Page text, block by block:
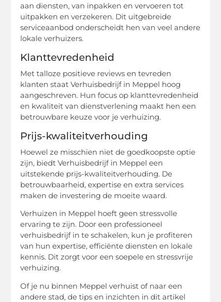
aan diensten, van inpakken en vervoeren tot
uitpakken en verzekeren. Dit uitgebreide
serviceaanbod onderscheidt hen van veel andere
lokale verhuizers.
Klanttevredenheid
Met talloze positieve reviews en tevreden
klanten staat Verhuisbedrijf in Meppel hoog
aangeschreven. Hun focus op klanttevredenheid
en kwaliteit van dienstverlening maakt hen een
betrouwbare keuze voor je verhuizing.
Prijs-kwaliteitverhouding
Hoewel ze misschien niet de goedkoopste optie
zijn, biedt Verhuisbedrijf in Meppel een
uitstekende prijs-kwaliteitverhouding. De
betrouwbaarheid, expertise en extra services
maken de investering de moeite waard.
Verhuizen in Meppel hoeft geen stressvolle
ervaring te zijn. Door een professioneel
verhuisbedrijf in te schakelen, kun je profiteren
van hun expertise, efficiënte diensten en lokale
kennis. Dit zorgt voor een soepele en stressvrije
verhuizing.
Of je nu binnen Meppel verhuist of naar een
andere stad, de tips en inzichten in dit artikel